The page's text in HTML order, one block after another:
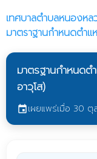
เทศบาลตำบลหนองหล
มาตราฐานกำหนดตำ
มาตรฐานกำหนด
อาวุโส)
eventเผยแพร่เมื่อ 30 ตุ